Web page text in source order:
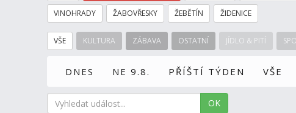
VINOHRADY ŽABOVŘESKY ŽEBĚTÍN ŽIDENICE
VŠE KULTURA ZÁBAVA OSTATNÍ JÍDLO & PITÍ
DNES NE 9.8. PŘÍŠTÍ TÝDEN VŠE
OK